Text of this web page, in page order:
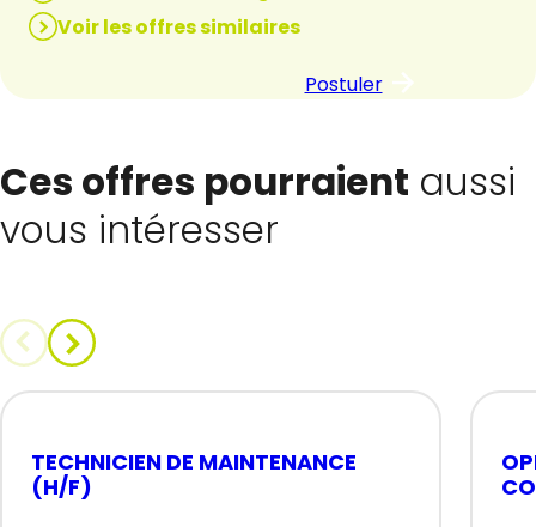
Voir les offres similaires
Postuler
Ces offres pourraient aussi
vous intéresser
TECHNICIEN DE MAINTENANCE
(H/F)